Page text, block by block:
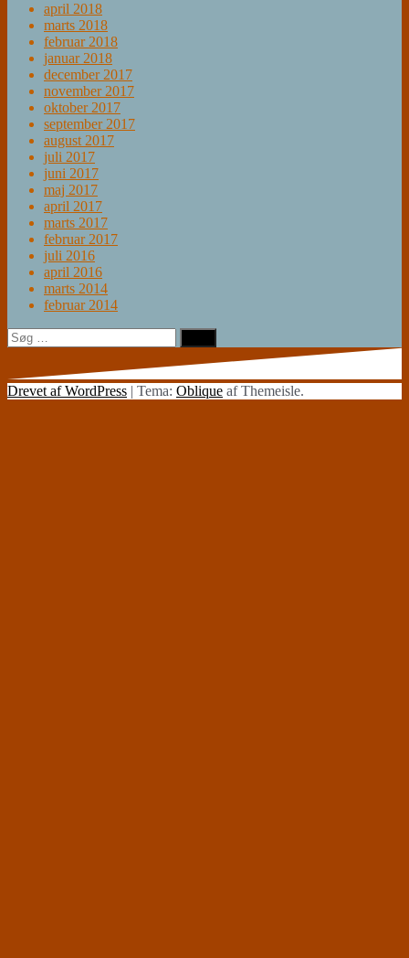
april 2018
marts 2018
februar 2018
januar 2018
december 2017
november 2017
oktober 2017
september 2017
august 2017
juli 2017
juni 2017
maj 2017
april 2017
marts 2017
februar 2017
juli 2016
april 2016
marts 2014
februar 2014
Søg
efter:
Drevet af WordPress | Tema: Oblique af Themeisle.